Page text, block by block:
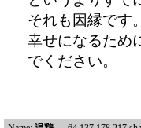
それも因縁です
幸せになるため
でください。